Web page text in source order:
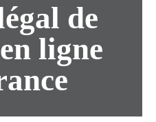
de
ligne